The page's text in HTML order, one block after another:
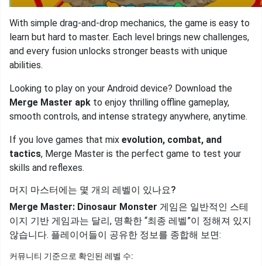
With simple drag-and-drop mechanics, the game is easy to
learn but hard to master. Each level brings new challenges,
and every fusion unlocks stronger beasts with unique
abilities.
Looking to play on your Android device? Download the
Merge Master apk to enjoy thrilling offline gameplay,
smooth controls, and intense strategy anywhere, anytime.
If you love games that mix evolution, combat, and
tactics, Merge Master is the perfect game to test your
skills and reflexes.
머지 마스터에는 몇 개의 레벨이 있나요?
Merge Master: Dinosaur Monster 게임은 일반적인 스테
이지 기반 게임과는 달리, 명확한 “최종 레벨”이 정해져 있지
않습니다. 플레이어들이 공유한 정보를 종합해 보면:
커뮤니티 기준으로 확인된 레벨 수: